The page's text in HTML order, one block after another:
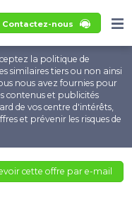
la politique de
similaires tiers ou non ainsi
nous avez fournies pour
contenus et publicités
de vos centre d'intérêts,
et prévenir les risques de
Contactez-nous
cette offre par e-mail